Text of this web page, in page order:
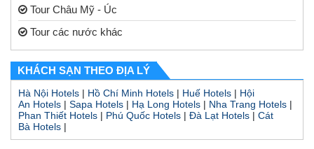
Tour Châu Mỹ - Úc
Tour các nước khác
KHÁCH SẠN THEO ĐỊA LÝ
Hà Nội Hotels | Hồ Chí Minh Hotels | Huế Hotels | Hội
An Hotels | Sapa Hotels | Hạ Long Hotels | Nha Trang Hotels |
Phan Thiết Hotels | Phú Quốc Hotels | Đà Lạt Hotels | Cát
Bà Hotels |